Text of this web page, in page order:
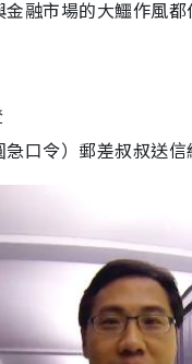
融市場的大鱷作風
口令）郵差叔叔送信